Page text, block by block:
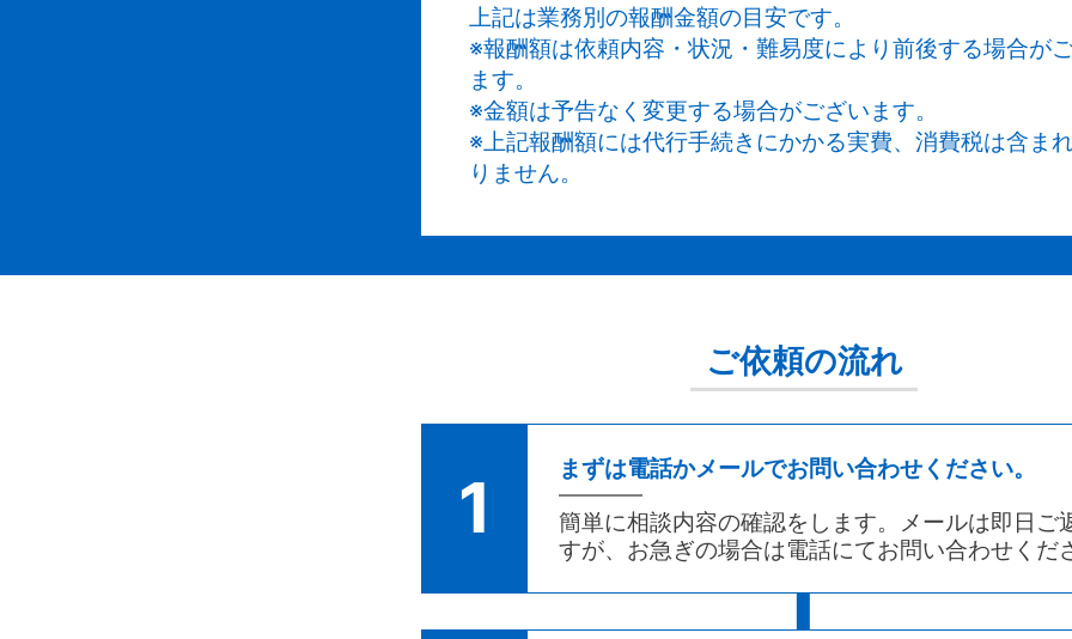
風俗営業とは、客に遊興・飲食などをさせる営業の総
いいます。
具体的な例を挙げると、キャバレー、クラブ、ダンス
ル、バー、ゲームセンター、パチンコ店などです。
また、許可はすぐに取れるものではなく、時間もかかりま
す。計画を立てて許可取得に臨みましょう。
なお、一般に「風俗営業」というと、ソープランドや
ッションヘルスなどを想像される方が多いかと思います
これらは「性風俗関連特殊営業」であり、風俗営業許可
別のものです。
70,000 円～
料金について
100,000
本店移転手続き、役員変更等
30,000 円～
補助金申請支援
着手金60,000 円+成功報酬10 ％～
相続人・相続財産調査
相続関係説明図作成
30,000
公正証書遺言
50,000 円～
家族信託に関連する手続き
２００７年に『信託法』が大幅に改正され、民事信託が
よりリスク対策や新しい財産承継の形として”家族信託”
各機能の良いところを含んでおり、今まで民法では不可
った二次相続以降の財産の承継先も指定が可能になりまし
家族に【信じて】【託す】と書いて、家族信託です！！
今まで歩んできた足跡や想いを、次の世代にどう託し、
ように活かしてもらえるかを家族とともに考えることが
家族の絆を深める最良の機会としても、家族信託を検討
当事務所では３０年以上の実績のある司法書士と合同で
に取り組むのでスムーズに登記まで申請することが可能
す。
料金について
商業登記
所有権登記 （保存、移転、抹消等）
50,000 円～
訴訟、調停
100,000 円～
公正証書作成
上記は業務別の報酬金額の目安です。
※報酬額は依頼内容・状況・難易度により前後する場合が
ます。
※金額は予告なく変更する場合がございます。
※上記報酬額には代行手続きにかかる実費、消費税は含ま
りません。
ご依頼の流れ
1
まずは電話かメールでお問い合わせください。
簡単に相談内容の確認をします。メールは即日ご
すが、お急ぎの場合は電話にてお問い合わせくだ
|